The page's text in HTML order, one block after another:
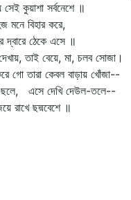
কুয়াশা সর্বনেশে ॥
বিহার করে,
দ্বারে ঠেকে এসে ॥
তাই বেয়ে, মা, চলব সোজা।
গো তারা কেবল বাড়ায় খোঁজা--
এসে দেখি দেউল-তলে--
রাখে ছদ্মবেশে ॥